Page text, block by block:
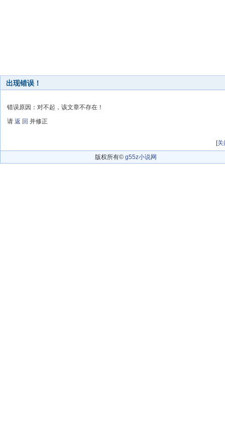
出现错误！
错误原因：对不起，该文章不存在！
请 返 回 并修正
[关
版权所有© g55z小说网